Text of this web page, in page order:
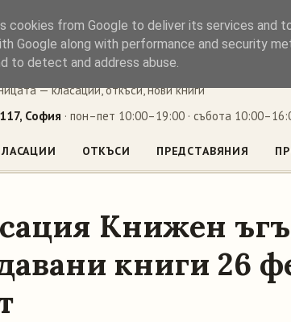
ъгъл
— класации, откъси, нови книги
София · пон–пет 10:00–19:00 · събота
ОТКЪСИ ПРЕДСТАВЯНИЯ
Книжен
книги 26
cookies from Google to deliver its services and
Google along with performance and security
to detect and address abuse.